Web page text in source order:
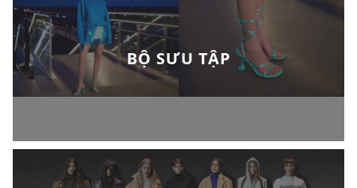
BỘ SƯU TẬP